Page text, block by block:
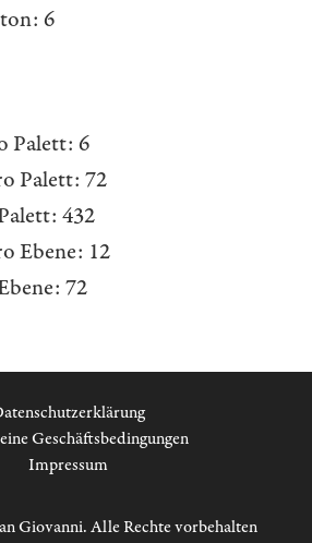
6
Palett: 6
Palett: 72
432
Ebene: 12
72
Geschäftsbedingungen
Impressum
Giovanni. Alle Rechte vorbehalten